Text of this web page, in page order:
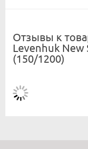
Отзывы к
Levenhuk New
(150/1200)